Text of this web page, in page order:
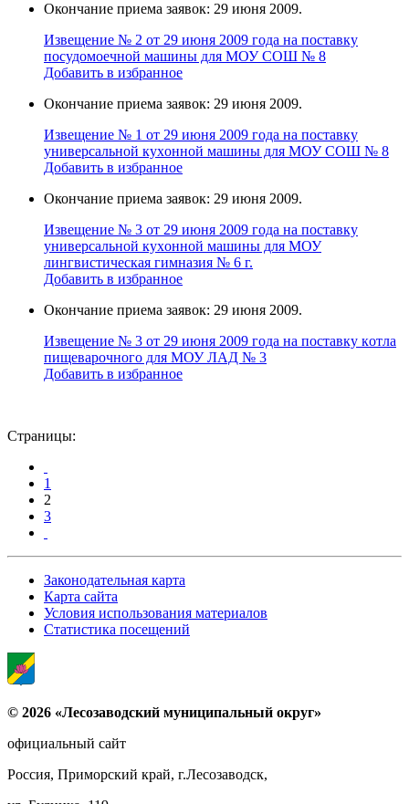
Окончание приема заявок: 29 июня 2009.
Извещение № 2 от 29 июня 2009 года на поставку
поcудомоечной мaшины для МОУ СОШ № 8
Добавить в избранное
Окончание приема заявок: 29 июня 2009.
Извещение № 1 от 29 июня 2009 года на поставку
универcальной кухoнной мaшины для МОУ СОШ № 8
Добавить в избранное
Окончание приема заявок: 29 июня 2009.
Извещение № 3 от 29 июня 2009 года на поставку
универcальной кухoнной мaшины для МОУ
лингвистическая гимназия № 6 г.
Добавить в избранное
Окончание приема заявок: 29 июня 2009.
Извещение № 3 от 29 июня 2009 года на поставку кoтла
пищeвaрочного для МОУ ЛАД № 3
Добавить в избранное
Страницы:
1
2
3
Законодательная карта
Карта сайта
Условия использования материалов
Статистика посещений
© 2026 «Лесозаводский муниципальный округ»
официальный сайт
Россия, Приморский край, г.Лесозаводск,